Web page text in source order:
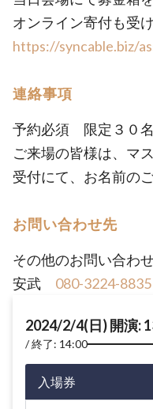
オンライン寄付も受
https://syncable.biz/
連絡事項
予約必須 限定３０名
ご来場の皆様は、マ
受付にて、お名前の
お問い合わせ先
その他のお問い合わ
安武 080-3224-8835
2024/2/4(日) 開演:
終了: 14:00
入場券